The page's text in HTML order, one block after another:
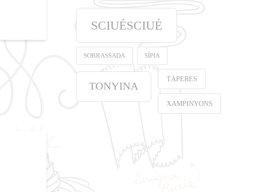
SCIUÉSCIUÉ
SOBRASSADA SÍPIA
TONYINA
TÀPERES
XAMPINYONS